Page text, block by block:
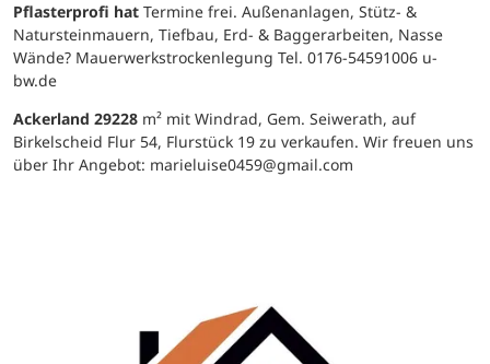
Pflasterprofi hat Termine frei. Außenanlagen, Stütz- &
Natursteinmauern, Tiefbau, Erd- & Baggerarbeiten, Nasse
Wände? Mauerwerkstrockenlegung Tel. 0176-54591006 u-
bw.de
Ackerland 29228 m² mit Windrad, Gem. Seiwerath, auf
Birkelscheid Flur 54, Flurstück 19 zu verkaufen. Wir freuen uns
über Ihr Angebot: marieluise0459@gmail.com